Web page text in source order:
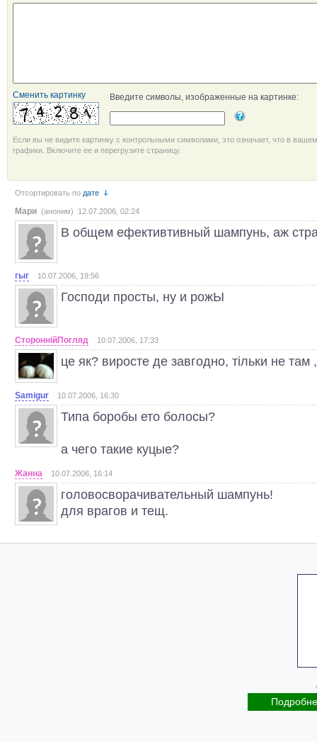
Сменить картинку Введите символы, изображенные на картинке:
Если вы не видите картинку с контрольными символами, это означает, что в
графики. Включите ее и перегрузите страницу.
Отсортировать по дате
Мари (аноним) 12.07.2006, 02:24
В общем ефективтивный шампунь, аж
гыг 10.07.2006, 19:56
Господи просты, ну и рожЫ
CтороннiйПогляд 10.07.2006, 17:33
це як? виросте де завгодно, тільки не там
Samigur 10.07.2006, 16:30
Типа боробы ето болосы?
а чего такие куцые?
Жанна 10.07.2006, 16:14
головосворачивательный шампунь!
для врагов и тещ.